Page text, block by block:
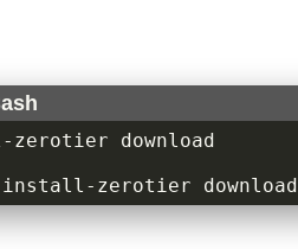
install-zerotier download